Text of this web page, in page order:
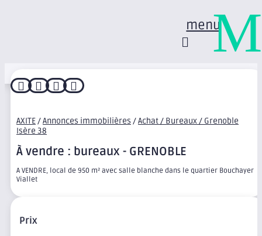
menu
   
AXITE/Annonces immobilières /Achat / Bureaux / Grenoble
Isère 38
À vendre : bureaux - GRENOBLE
A VENDRE, local de 950 m² avec salle blanche dans le quartier Bouchayer
Viallet
Prix
M